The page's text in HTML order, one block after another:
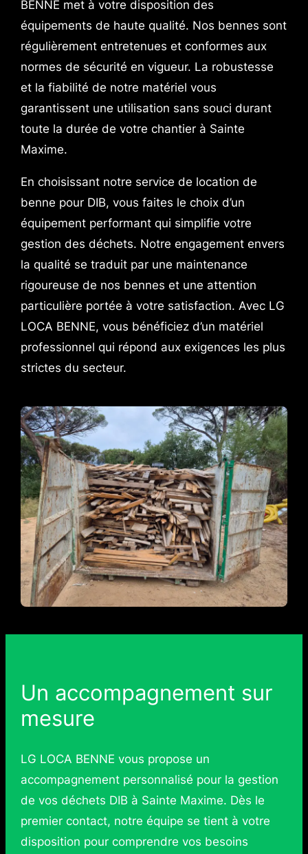
BENNE met à votre disposition des
équipements de haute qualité. Nos bennes sont
régulièrement entretenues et conformes aux
normes de sécurité en vigueur. La robustesse
et la fiabilité de notre matériel vous
garantissent une utilisation sans souci durant
toute la durée de votre chantier à Sainte
Maxime.
En choisissant notre service de location de
benne pour DIB, vous faites le choix d’un
équipement performant qui simplifie votre
gestion des déchets. Notre engagement envers
la qualité se traduit par une maintenance
rigoureuse de nos bennes et une attention
particulière portée à votre satisfaction. Avec LG
LOCA BENNE, vous bénéficiez d’un matériel
professionnel qui répond aux exigences les plus
strictes du secteur.
Un accompagnement sur
mesure
LG LOCA BENNE vous propose un
accompagnement personnalisé pour la gestion
de vos déchets DIB à Sainte Maxime. Dès le
premier contact, notre équipe se tient à votre
disposition pour comprendre vos besoins